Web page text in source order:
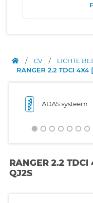
/ CV / LICHTE
RANGER 2.2 TDCI 4X4
ADAS systeem
RANGER 2.2
QJ2S